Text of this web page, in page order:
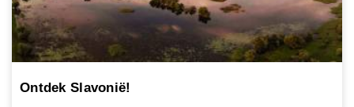
Ontdek Slavonië!